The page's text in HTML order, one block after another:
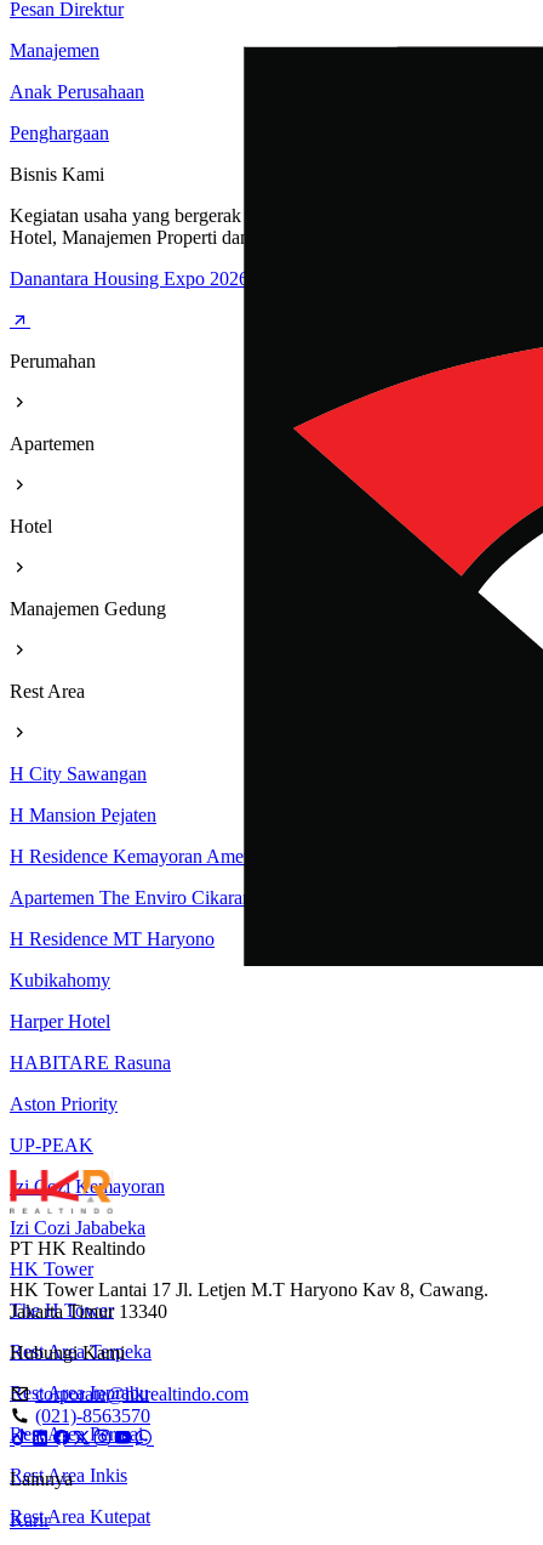
Pesan Direktur
Manajemen
Anak Perusahaan
Penghargaan
Bisnis Kami
Kegiatan usaha yang bergerak dibidang Perumahan, Apartemen,
Hotel, Manajemen Properti dan Rest Area
Danantara Housing Expo 2026
Perumahan
Apartemen
Hotel
Manajemen Gedung
Rest Area
H City Sawangan
H Mansion Pejaten
H Residence Kemayoran Amethyst Tower
Apartemen The Enviro Cikarang
H Residence MT Haryono
Kubikahomy
Harper Hotel
HABITARE Rasuna
Aston Priority
UP-PEAK
Izi Cozi Kemayoran
Izi Cozi Jababeka
HK Tower
The H Tower
Rest Area Terpeka
Rest Area Inprabu
Rest Area Permai
Rest Area Inkis
Rest Area Kutepat
PT HK Realtindo
HK Tower Lantai 17 Jl. Letjen M.T Haryono Kav 8, Cawang.
Jakarta Timur 13340
Hubungi Kami
corporate@hkrealtindo.com
(021)-8563570
Lainnya
Karir